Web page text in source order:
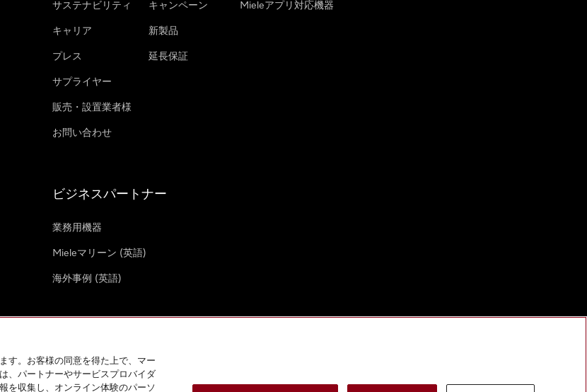
サステナビリティ
キャリア
プレス
サプライヤー
販売・設置業者様
お問い合わせ
キャンペーン
新製品
延長保証
Mieleアプリ対応機器
ビジネスパートナー
業務用機器
Mieleマリーン (英語)
海外事例 (英語)
す。お客様の同意を得た上で、マー
、パートナーやサービスプロバイダ
を収集し、オンライン体験のパーソ